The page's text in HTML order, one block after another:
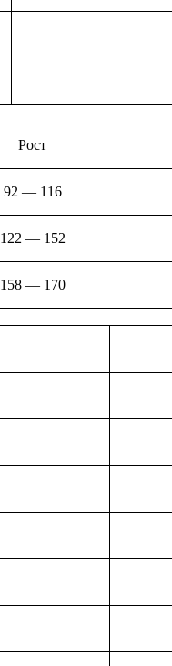
Рост
92 — 116
122 — 152
158 — 170